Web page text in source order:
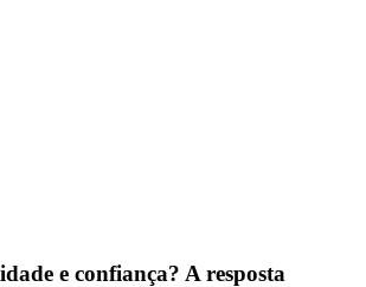
e confiança? A resposta